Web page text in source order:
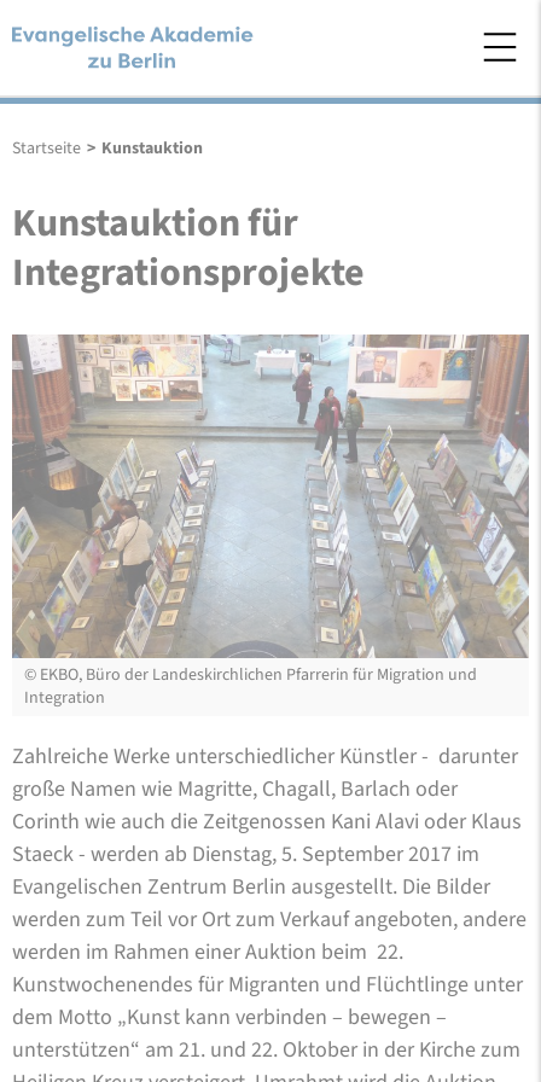
Startseite > Kunstauktion
Kunstauktion für
Integrationsprojekte
© EKBO, Büro der Landeskirchlichen Pfarrerin für Migration und
Integration
Zahlreiche Werke unterschiedlicher Künstler - darunter
große Namen wie Magritte, Chagall, Barlach oder
Corinth wie auch die Zeitgenossen Kani Alavi oder Klaus
Staeck - werden ab Dienstag, 5. September 2017 im
Evangelischen Zentrum Berlin ausgestellt. Die Bilder
werden zum Teil vor Ort zum Verkauf angeboten, andere
werden im Rahmen einer Auktion beim 22.
Kunstwochenendes für Migranten und Flüchtlinge unter
dem Motto „Kunst kann verbinden – bewegen –
unterstützen“ am 21. und 22. Oktober in der Kirche zum